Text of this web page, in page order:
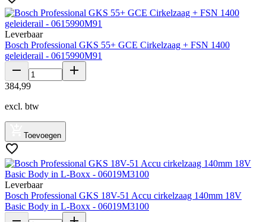
Leverbaar
Bosch Professional GKS 55+ GCE Cirkelzaag + FSN 1400
geleiderail - 0615990M91
384,99
excl. btw
Toevoegen
Leverbaar
Bosch Professional GKS 18V-51 Accu cirkelzaag 140mm 18V
Basic Body in L-Boxx - 06019M3100